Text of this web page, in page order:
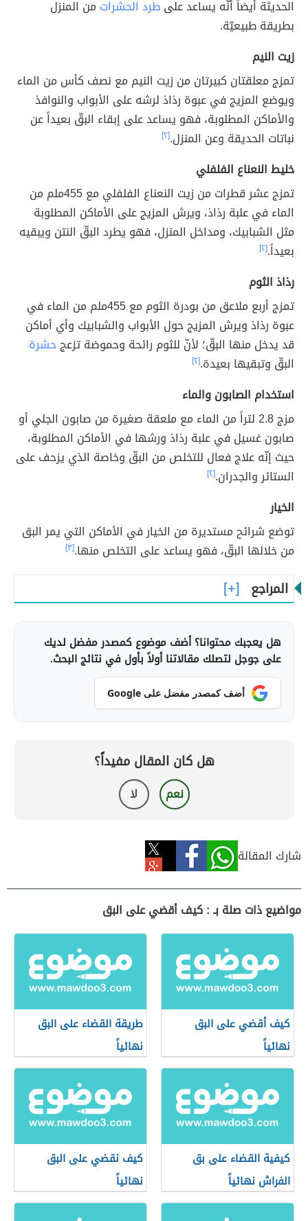
الحديثة أيضاً أنّه يساعد علىطرد الحشرات من المنزل
بطريقة طبيعيّة.
زيت النيم
تمزج معلقتان كبيرتان من زيت النيم مع نصف كأس من الماء
ويوضع المزيج في عبوة رذاذ لرشه على الأبواب والنوافذ
والأماكن المطلوبة، فهو يساعد على إبقاء البقّ بعيداً عن
نباتات الحديقة وعن المنزل.[٢]
خليط النعناع الفلفلي
تمزج عشر قطرات من زيت النعناع الفلفلي مع 455ملم من
الماء في علبة رذاذ، ويرش المزيج على الأماكن المطلوبة
مثل الشبابيك، ومداخل المنزل، فهو يطرد البقّ النتن ويبقيه
بعيداً.[٢]
رذاذ الثوم
تمزج أربع ملاعق من بودرة الثوم مع 455ملم من الماء في
عبوة رذاذ ويرش المزيج حول الأبواب والشبابيك وأي أماكن
قد يدخل منها البقّ؛ لأنّ للثوم رائحة وحموضة تزعجحشرة
البقّ وتبقيها بعيدة.[٢]
استخدام الصابون والماء
مزج 2.8 لتراً من الماء مع ملعقة صغيرة من صابون الجلي أو
صابون غسيل في علبة رذاذ ورشها في الأماكن المطلوبة،
حيث إنّه علاج فعال للتخلص من البقّ وخاصة الذي يزحف على
الستائر والجدران.[٢]
الخيار
توضع شرائح مستديرة من الخيار في الأماكن التي يمر البق
من خلالها البقّ، فهو يساعد على التخلص منها.[٣]
المراجع
هل يعجبك محتوانا؟ أضف موضوع كمصدر مفضل لديك
على جوجل لتصلك مقالاتنا أولاً بأول في نتائج البحث.
أضف كمصدر مفضل على Google
هل كان المقال مفيداً؟
نعم لا
شارك المقالة
مواضيع ذات صلة بـ : كيف أقضي على البق
كيف أقضي على البق
نهائياً
طريقة القضاء على البق
نهائياً
كيفية القضاء على بق
الفراش نهائياً
كيف نقضي على البق
نهائياً